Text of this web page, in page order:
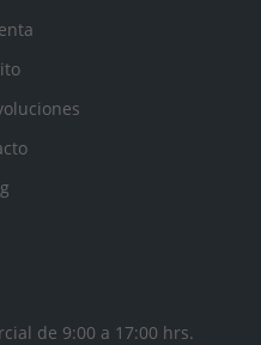
de 9:00 a 17:00 hrs.